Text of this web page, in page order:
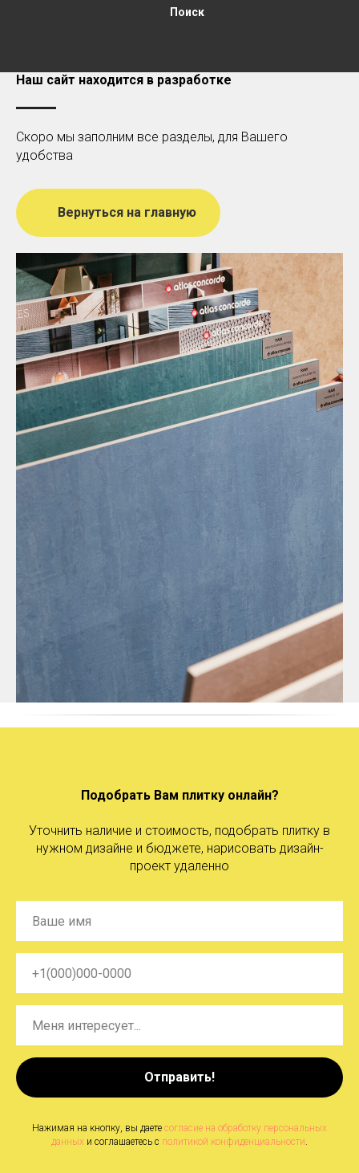
Поиск
Наш сайт находится в разработке
Скоро мы заполним все разделы, для Вашего
удобства
Вернуться на главную
Подобрать Вам плитку онлайн?
Уточнить наличие и стоимость, подобрать плитку в
нужном дизайне и бюджете, нарисовать дизайн-
проект удаленно
Отправить!
Нажимая на кнопку, вы даете согласие на обработку персональных
данных и соглашаетесь c политикой конфиденциальности